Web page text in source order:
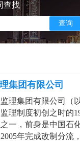
查找
集团有限公司
理集团有限公司（
理制度初创之时的
一，前身是中国石
年完成改制分流